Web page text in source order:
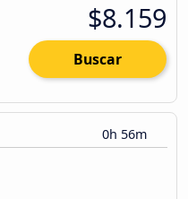
$8.159
Buscar
0h 56m